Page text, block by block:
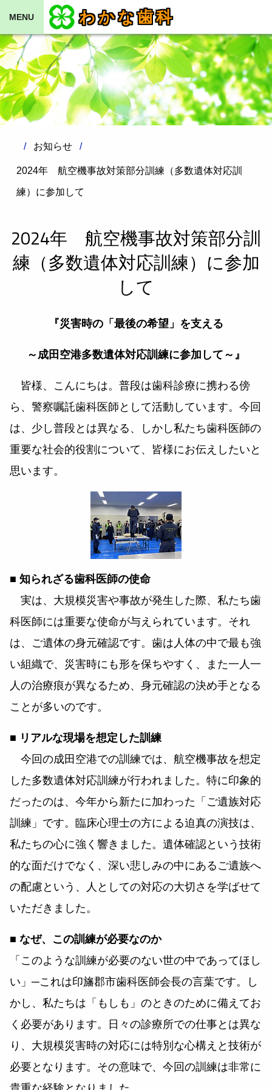
MENU わかな歯科
お知らせ
2024年 航空機事故対策部分訓練（多数遺体対応訓
練）に参加して
2024年 航空機事故対策部分訓
練（多数遺体対応訓練）に参加
して
『災害時の「最後の希望」を支える
～成田空港多数遺体対応訓練に参加して～』
皆様、こんにちは。普段は歯科診療に携わる傍
ら、警察嘱託歯科医師として活動しています。今回
は、少し普段とは異なる、しかし私たち歯科医師の
重要な社会的役割について、皆様にお伝えしたいと
思います。
■ 知られざる歯科医師の使命
実は、大規模災害や事故が発生した際、私たち歯
科医師には重要な使命が与えられています。それ
は、ご遺体の身元確認です。歯は人体の中で最も強
い組織で、災害時にも形を保ちやすく、また一人一
人の治療痕が異なるため、身元確認の決め手となる
ことが多いのです。
■ リアルな現場を想定した訓練
今回の成田空港での訓練では、航空機事故を想定
した多数遺体対応訓練が行われました。特に印象的
だったのは、今年から新たに加わった「ご遺族対応
訓練」です。臨床心理士の方による迫真の演技は、
私たちの心に強く響きました。遺体確認という技術
的な面だけでなく、深い悲しみの中にあるご遺族へ
の配慮という、人としての対応の大切さを学ばせて
いただきました。
■ なぜ、この訓練が必要なのか
「このような訓練が必要のない世の中であってほし
い」─これは印旛郡市歯科医師会長の言葉です。し
かし、私たちは「もしも」のときのために備えてお
く必要があります。日々の診療所での仕事とは異な
り、大規模災害時の対応には特別な心構えと技術が
必要となります。その意味で、今回の訓練は非常に